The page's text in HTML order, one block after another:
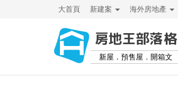
大首頁 新建案 海外房地產
房地王部落格
新屋．預售屋．開箱文